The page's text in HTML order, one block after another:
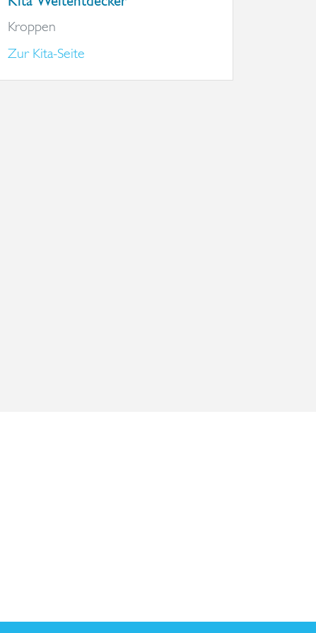
Kroppen
Zur Kita-Seite